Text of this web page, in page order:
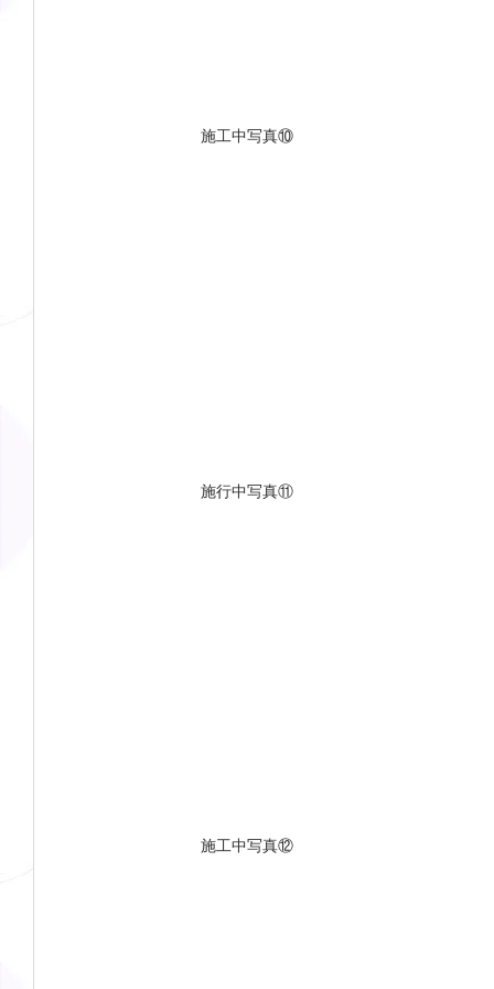
施工中写真⑩
施行中写真⑪
施工中写真⑫